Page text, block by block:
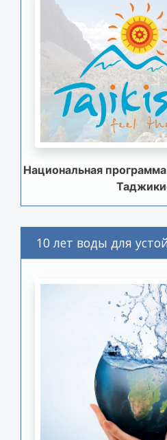
Национальная
10 лет воды для